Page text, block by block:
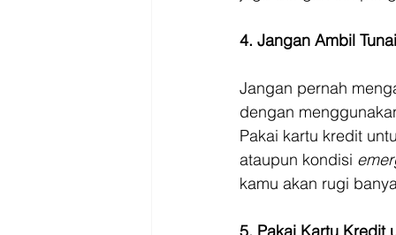
4. Jangan Ambil Tunai
Jangan pernah
dengan
Pakai kartu kredit
ataupun kondisi
kamu akan rugi